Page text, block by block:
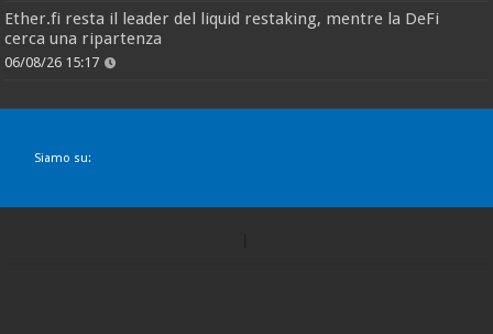
Ether.fi resta il leader del liquid restaking, mentre la DeFi
cerca una ripartenza
06/08/26 15:17
Siamo su: